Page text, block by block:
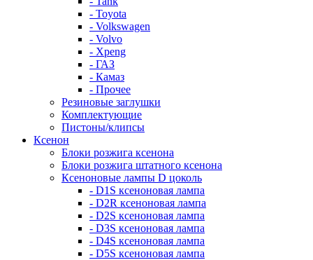
- Toyota
- Volkswagen
- Volvo
- Xpeng
- ГАЗ
- Камаз
- Прочее
Резиновые заглушки
Комплектующие
Пистоны/клипсы
Ксенон
Блоки розжига ксенона
Блоки розжига штатного ксенона
Ксеноновые лампы D цоколь
- D1S ксеноновая лампа
- D2R ксеноновая лампа
- D2S ксеноновая лампа
- D3S ксеноновая лампа
- D4S ксеноновая лампа
- D5S ксеноновая лампа